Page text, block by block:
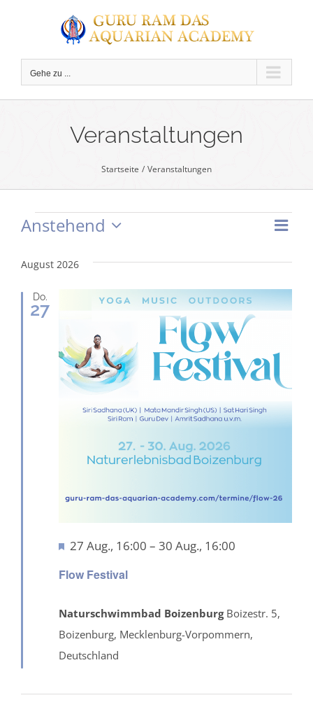
Gehe zu ...
Veranstaltungen
Startseite Veranstaltungen
Veranstaltungen Liste
Anstehend
wählen.
August 2026
Do.
27
Flow Festival
Hervorgehoben
27 Aug., 16:00 – 30 Aug., 16:00
Naturschwimmbad Boizenburg Boizestr. 5,
Boizenburg, Mecklenburg-Vorpommern,
Deutschland